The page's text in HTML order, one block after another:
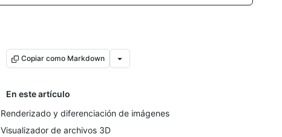
Copiar como Markdown
En este artículo
Renderizado y diferenciación de imágenes
Visualizador de archivos 3D